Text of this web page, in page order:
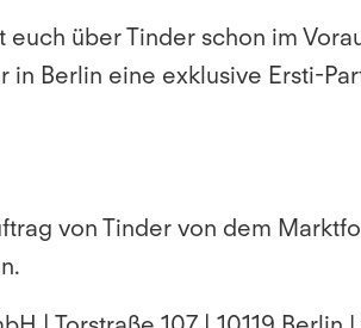
über Tinder schon im
Berlin eine exklusive Ersti-
von Tinder von dem